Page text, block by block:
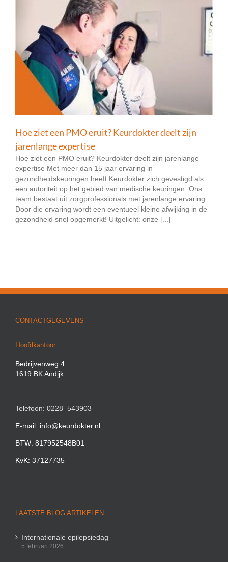
Hoe ziet een PMO eruit? Keurdokter deelt zijn
jarenlange expertise
Hoe ziet een PMO eruit? Keurdokter deelt zijn jarenlange
expertise Met meer dan 15 jaar ervaring in
gezondheidskeuringen heeft Keurdokter zich gevestigd als
een autoriteit op het gebied van medische keuringen. Ons
team bestaat uit zorgprofessionals met jarenlange ervaring.
Door die ervaring wordt een eventueel kleine afwijking in de
gezondheid snel opgemerkt! Uitgelicht: onze [...]
CONTACTGEGEVENS
Hoofdkantoor
Bedrijvenweg 4
1619 BK Andijk
Telefoon: 0228–543903
E-mail: info@keurdokter.nl
BTW: 817952548B01
KvK: 37127735
LAATSTE BLOG ARTIKELEN
Internationale epilepsiedag
5 februari 2026